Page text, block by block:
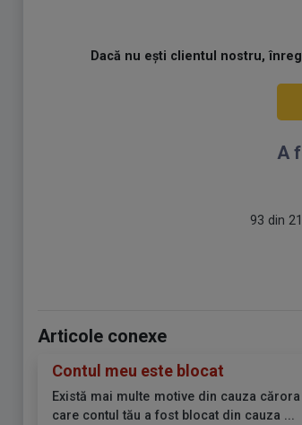
Dacă nu ești clientul nostru,
A
93 din
Articole conexe
Contul meu este blocat
Există mai multe motive din cauza
care contul tău a fost blocat din cauza ...